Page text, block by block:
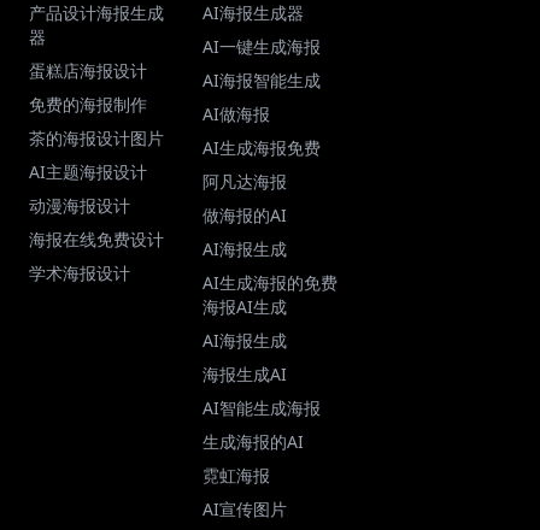
产品设计海报生成
器
蛋糕店海报设计
免费的海报制作
茶的海报设计图片
AI主题海报设计
动漫海报设计
海报在线免费设计
学术海报设计
AI海报生成器
AI一键生成海报
AI海报智能生成
AI做海报
AI生成海报免费
阿凡达海报
做海报的AI
AI海报生成
AI生成海报的免费
海报AI生成
AI海报生成
海报生成AI
AI智能生成海报
生成海报的AI
霓虹海报
AI宣传图片